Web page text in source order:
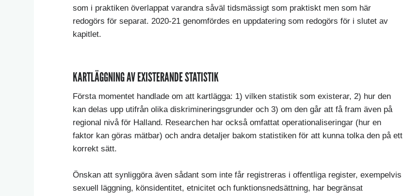
som i praktiken överlappat varandra såväl tidsmässigt som praktiskt men som här
redogörs för separat. 2020-21 genomfördes en uppdatering som redogörs för i slutet av
kapitlet.
KARTLÄGGNING AV EXISTERANDE STATISTIK
Första momentet handlade om att kartlägga: 1) vilken statistik som existerar, 2) hur den
kan delas upp utifrån olika diskrimineringsgrunder och 3) om den går att få fram även på
regional nivå för Halland. Researchen har också omfattat operationaliseringar (hur en
faktor kan göras mätbar) och andra detaljer bakom statistiken för att kunna tolka den på ett
korrekt sätt.
Önskan att synliggöra även sådant som inte får registreras i offentliga register, exempelvis
sexuell läggning, könsidentitet, etnicitet och funktionsnedsättning, har begränsat